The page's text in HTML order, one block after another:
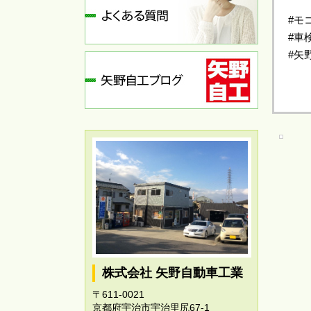
#モ
#車
#矢
株式会社 矢野自動車工業
〒611-0021
京都府宇治市宇治里尻67-1